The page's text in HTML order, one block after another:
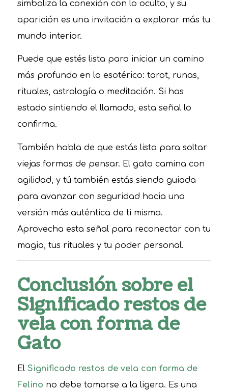
simboliza la conexión con lo oculto, y su
aparición es una invitación a explorar más tu
mundo interior.
Puede que estés lista para iniciar un camino
más profundo en lo esotérico: tarot, runas,
rituales, astrología o meditación. Si has
estado sintiendo el llamado, esta señal lo
confirma.
También habla de que estás lista para soltar
viejas formas de pensar. El gato camina con
agilidad, y tú también estás siendo guiada
para avanzar con seguridad hacia una
versión más auténtica de ti misma.
Aprovecha esta señal para reconectar con tu
magia, tus rituales y tu poder personal.
Conclusión sobre el
Significado restos de
vela con forma de
Gato
El Significado restos de vela con forma de
Felino no debe tomarse a la ligera. Es una